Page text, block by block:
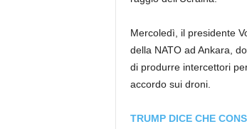
Mercoledì, il presidente
della NATO ad Ankara,
di produrre intercettori
accordo sui droni.
TRUMP DICE CHE